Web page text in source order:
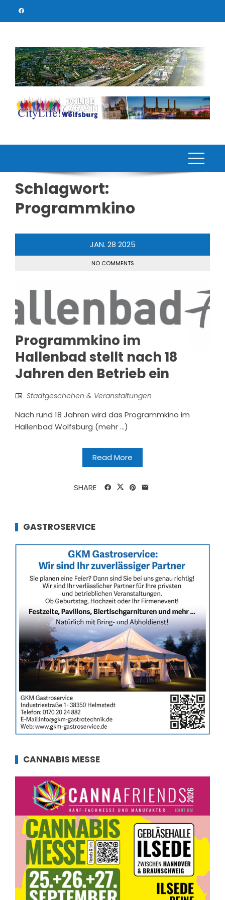
Schlagwort:
Programmkino
JAN. 28 2025
NO COMMENTS
Programmkino im
Hallenbad stellt nach 18
Jahren den Betrieb ein
Stadtgeschehen & Veranstaltungen
Nach rund 18 Jahren wird das Programmkino im
Hallenbad Wolfsburg (mehr …)
Read More
SHARE
GASTROSERVICE
CANNABIS MESSE